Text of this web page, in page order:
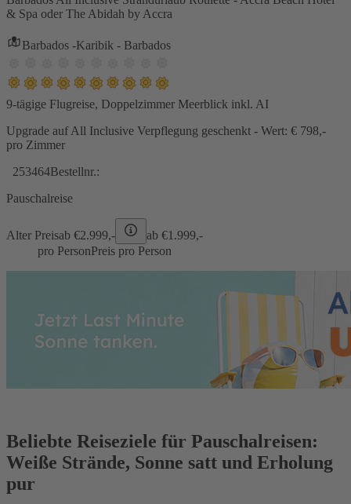
& Spa oder The Abidah by Accra
Barbados -Karibik - Barbados
9-tägige Flugreise, Doppelzimmer Meerblick inkl. AI
Upgrade auf All Inclusive Verpflegung geschenkt - Wert: € 798,-
pro Zimmer
253464Bestellnr.:
Pauschalreise
Alter Preisab €2.999,- ab €1.999,-
pro PersonPreis pro Person
Beliebte Reiseziele für Pauschalreisen:
Weiße Strände, Sonne satt und Erholung
pur